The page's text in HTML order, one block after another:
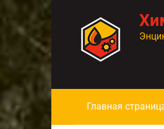
контенту
Главная